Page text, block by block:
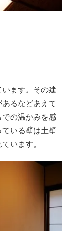
ます。その建
るなどあえて
の温かみを感
ている壁は土壁
います。